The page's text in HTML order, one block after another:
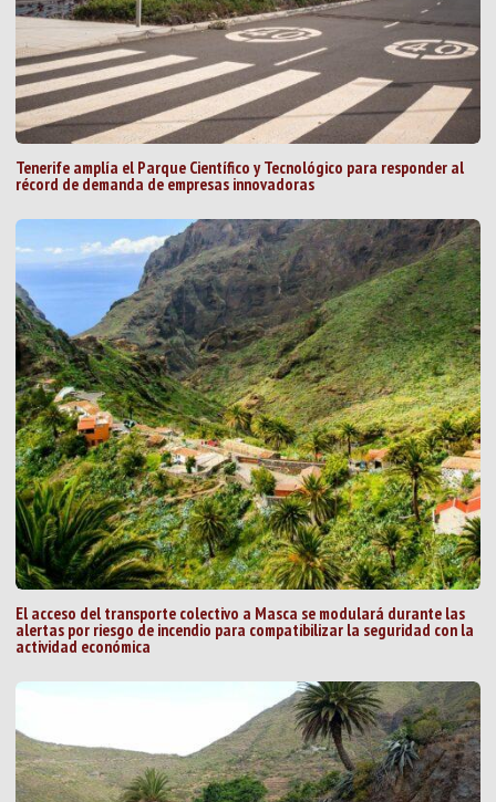
Tenerife amplía el Parque Científico y Tecnológico para responder al
récord de demanda de empresas innovadoras
El acceso del transporte colectivo a Masca se modulará durante las
alertas por riesgo de incendio para compatibilizar la seguridad con la
actividad económica